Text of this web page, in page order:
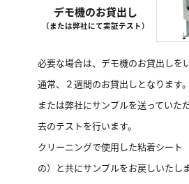
デモ機のお貸出し
（または弊社にて実証テスト）
必要な場合は、デモ機のお貸出しを
通常、２週間のお貸出しとなります。
または弊社にサンプルを送っていた
去のテストを行います。
クリーニングで使用した粘着シート
の）と共にサンプルをお戻しいたしま